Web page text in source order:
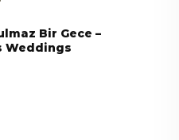
Bir Gece –
Weddings